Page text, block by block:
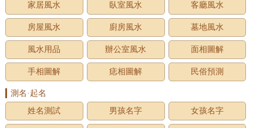
家居風水
臥室風水 客廳風水
房屋風水 廚房風水 墓地風水
風水用品 辦公室風水 面相圖解
手相圖解 痣相圖解 民俗預測
測名·起名
姓名測試
男孩名字 女孩名字